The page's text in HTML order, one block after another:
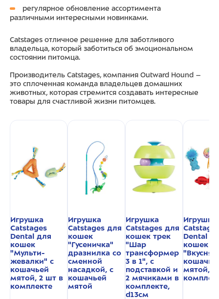
регулярное обновление ассортимента
различными интересными новинками.
Catstages отличное решение для заботливого
владельца, который заботиться об эмоциональном
состоянии питомца.
Производитель Catstages, компания Outward Hound –
это сплоченная команда владельцев домашних
животных, которая стремится создавать интересные
товары для счастливой жизни питомцев.
Игрушка
Catstages
Dental для
кошек
"Мульти-
жевалки" c
кошачьей
мятой, 2 шт в
комплекте
Игрушка
Catstages для
кошек
"Гусеничка"
дразнилка со
сменной
насадкой, с
кошачьей
мятой
Игрушка
Catstages для
кошек трек
"Шар
трансформер
3 в 1", с
подставкой и
2 мячиками в
комплекте,
d13см
Игрушка
Dental
кошек
мятой,